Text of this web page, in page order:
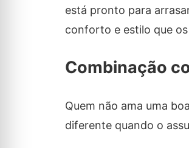
está pronto para
conforto e estilo que
Combinação
Quem não ama uma
diferente quando o